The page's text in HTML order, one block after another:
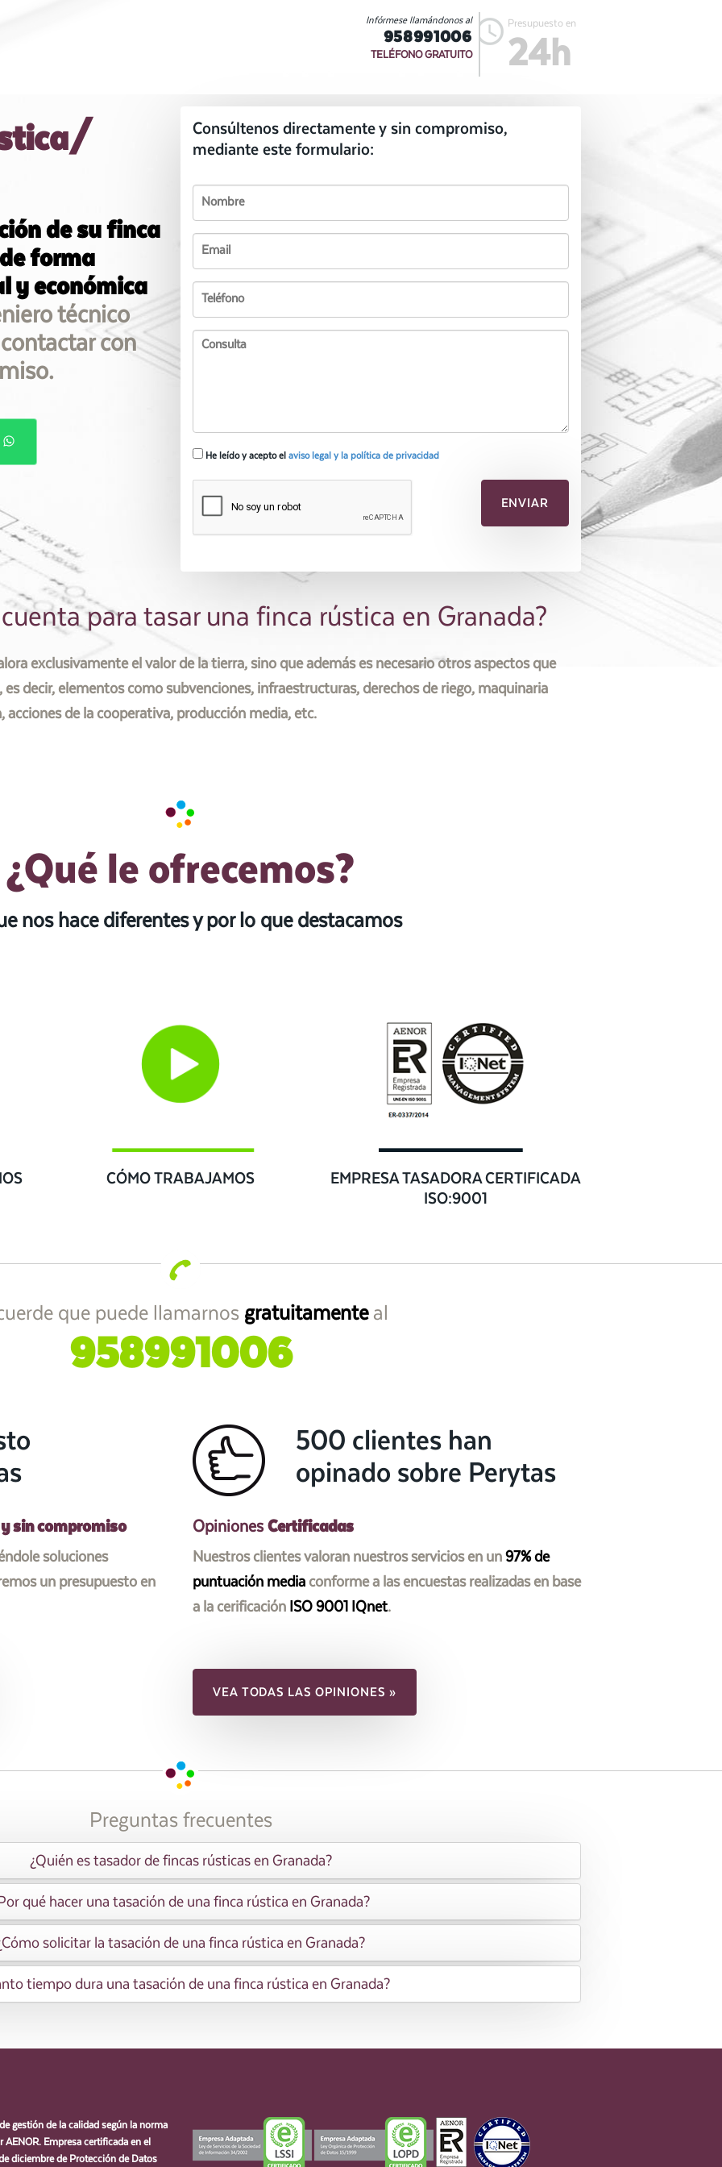
Presupuesto en
24h
Infórmese llamándonos al
958991006
TELÉFONO GRATUITO
de su finca
forma
y económica
técnico
con
Consúltenos directamente y sin compromiso,
mediante este formulario:
He leído y acepto el aviso legal y la política de privacidad
para tasar una finca rústica en Granada?
exclusivamente el valor de la tierra, sino que además es necesario otros aspectos que
decir, elementos como subvenciones, infraestructuras, derechos de riego, maquinaria
acciones de la cooperativa, producción media, etc.
¿Qué le ofrecemos?
nos hace diferentes y por lo que destacamos
CÓMO TRABAJAMOS
EMPRESA TASADORA CERTIFICADA
ISO:9001
que puede llamarnos gratuitamenteal
958991006
sin compromiso
soluciones
un presupuesto en
500 clientes han
opinado sobre Perytas
OpinionesCertificadas
Nuestros clientes valoran nuestros servicios en un97% de
puntuación media conforme a las encuestas realizadas en base
a la cerificación ISO 9001 IQnet.
VEA TODAS LAS OPINIONES »
Preguntas frecuentes
¿Quién es tasador de fincas rústicas en Granada?
qué hacer una tasación de una finca rústica en Granada?
solicitar la tasación de una finca rústica en Granada?
tiempo dura una tasación de una finca rústica en Granada?
gestión de la calidad según la norma
Empresa certificada en el
diciembre de Protección de Datos